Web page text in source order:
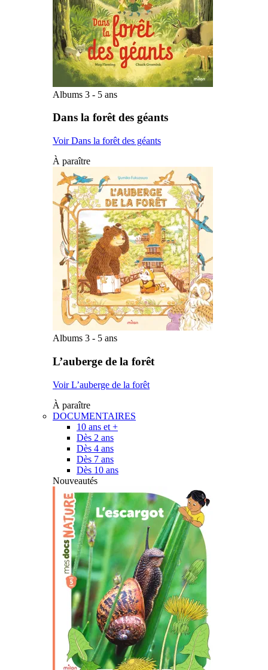
Albums 3 - 5 ans
Dans la forêt des géants
Voir Dans la forêt des géants
À paraître
Albums 3 - 5 ans
L’auberge de la forêt
Voir L’auberge de la forêt
À paraître
DOCUMENTAIRES
10 ans et +
Dès 2 ans
Dès 4 ans
Dès 7 ans
Dès 10 ans
Nouveautés